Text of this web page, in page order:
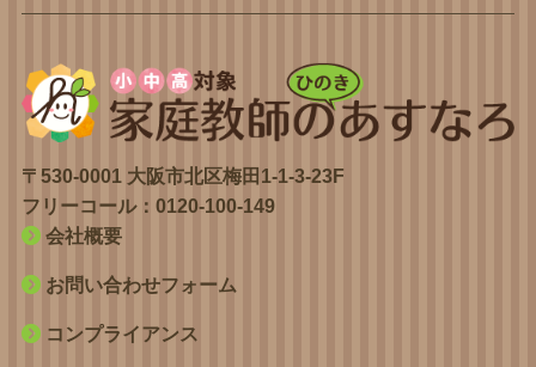
〒530-0001 大阪市北区梅田1-1-3-23F
フリーコール： 0120-100-149
会社概要
お問い合わせフォーム
コンプライアンス